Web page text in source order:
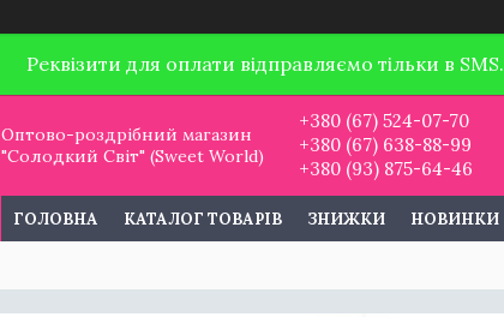
Реквізити для оплати відправляємо тільки в SMS.
Оптово-роздрібний магазин
"Солодкий Світ" (Sweet World)
+380 (67) 524-07-70
+380 (67) 638-88-99
+380 (93) 875-64-46
ГОЛОВНА КАТАЛОГ ТОВАРІВ ЗНИЖКИ НОВИНКИ